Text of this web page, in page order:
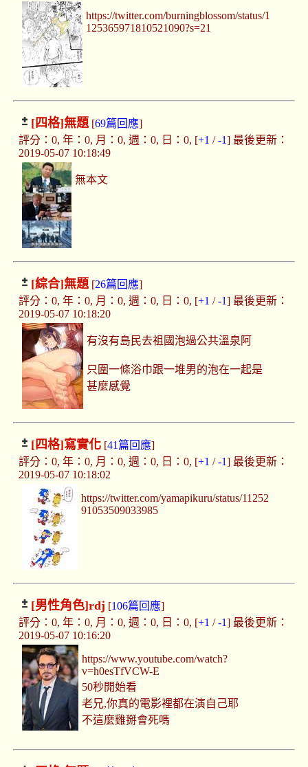
https://twitter.com/burningblossom/status/1
125365971810521090?s=21
[四格]無題[69篇回應]
評分：0, 年：0, 月：0, 週：0, 日：0, [+1 /-1] 最後更新：
2019-05-07 10:18:49
無本文
[綜合]無題[26篇回應]
評分：0, 年：0, 月：0, 週：0, 日：0, [+1 /-1] 最後更新：
2019-05-07 10:18:20
有沒有島民去祖國泡過公共溫泉阿
只圍一條浴巾跟一堆男的泡在一起是
甚麼感覺
[四格]寫實化[41篇回應]
評分：0, 年：0, 月：0, 週：0, 日：0, [+1 /-1] 最後更新：
2019-05-07 10:18:02
https://twitter.com/yamapikuru/status/11252
91053509033985
[男性角色]rdj [106篇回應]
評分：0, 年：0, 月：0, 週：0, 日：0, [+1 /-1] 最後更新：
2019-05-07 10:16:20
https://www.youtube.com/watch?
v=h0esTfVCW-E
50秒開始看
老兄,你真的電影裡都在演自己耶
不這麼雞掰會死嗎